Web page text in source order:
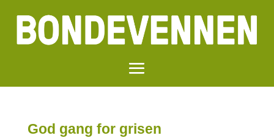
God gang for grisen